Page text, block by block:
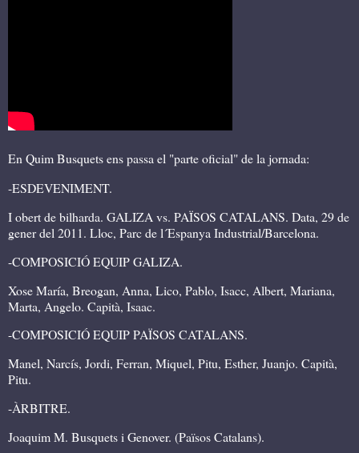
En Quim Busquets ens passa el "parte oficial" de la jornada:
-ESDEVENIMENT.
I obert de bilharda. GALIZA vs. PAÏSOS CATALANS. Data, 29 de
gener del 2011. Lloc, Parc de l´Espanya Industrial/Barcelona.
-COMPOSICIÓ EQUIP GALIZA.
Xose María, Breogan, Anna, Lico, Pablo, Isacc, Albert, Mariana,
Marta, Angelo. Capità, Isaac.
-COMPOSICIÓ EQUIP PAÏSOS CATALANS.
Manel, Narcís, Jordi, Ferran, Miquel, Pitu, Esther, Juanjo. Capità,
Pitu.
-ÀRBITRE.
Joaquim M. Busquets i Genover. (Països Catalans).